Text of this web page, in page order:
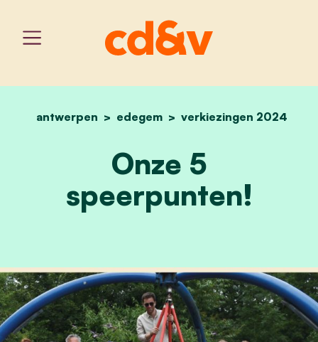
home
antwerpen edegem verkiezingen 2024
onze 5 speerpunten!
Onze 5
speerpunten!